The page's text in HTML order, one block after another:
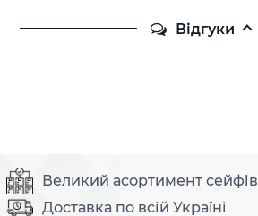
Відгуки
Великий асортимент сейфів
Доставка по всій Україні